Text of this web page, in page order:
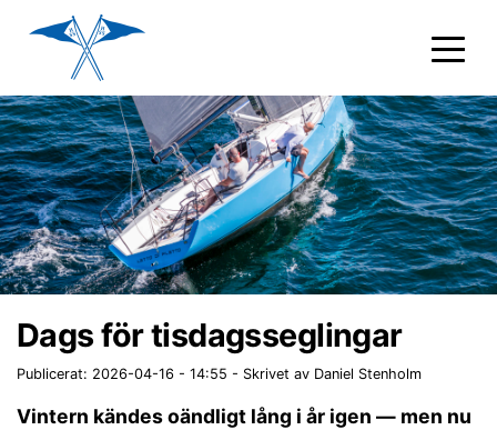
Dags för tisdagsseglingar
Publicerat: 2026-04-16 - 14:55 - Skrivet av Daniel Stenholm
Vintern kändes oändligt lång i år igen — men nu